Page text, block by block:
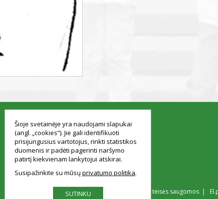
© Vilniaus Simono Konarskio gimnazija Visos teisės saugomos |
Šioje svetainėje yra naudojami slapukai
(angl. „cookies“). Jie gali identifikuoti
prisijungusius vartotojus, rinkti statistikos
duomenis ir padėti pagerinti naršymo
patirtį kiekvienam lankytojui atskirai.
Susipažinkite su mūsų privatumo politika
SUTINKU